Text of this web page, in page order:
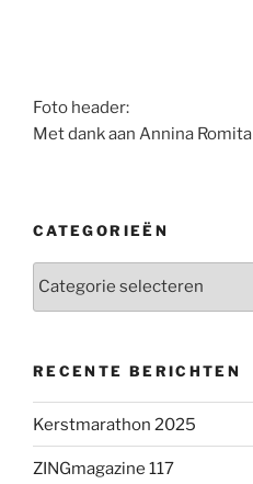
Foto header:
Met dank aan Annina Romita
CATEGORIEËN
RECENTE BERICHTEN
Kerstmarathon 2025
ZINGmagazine 117